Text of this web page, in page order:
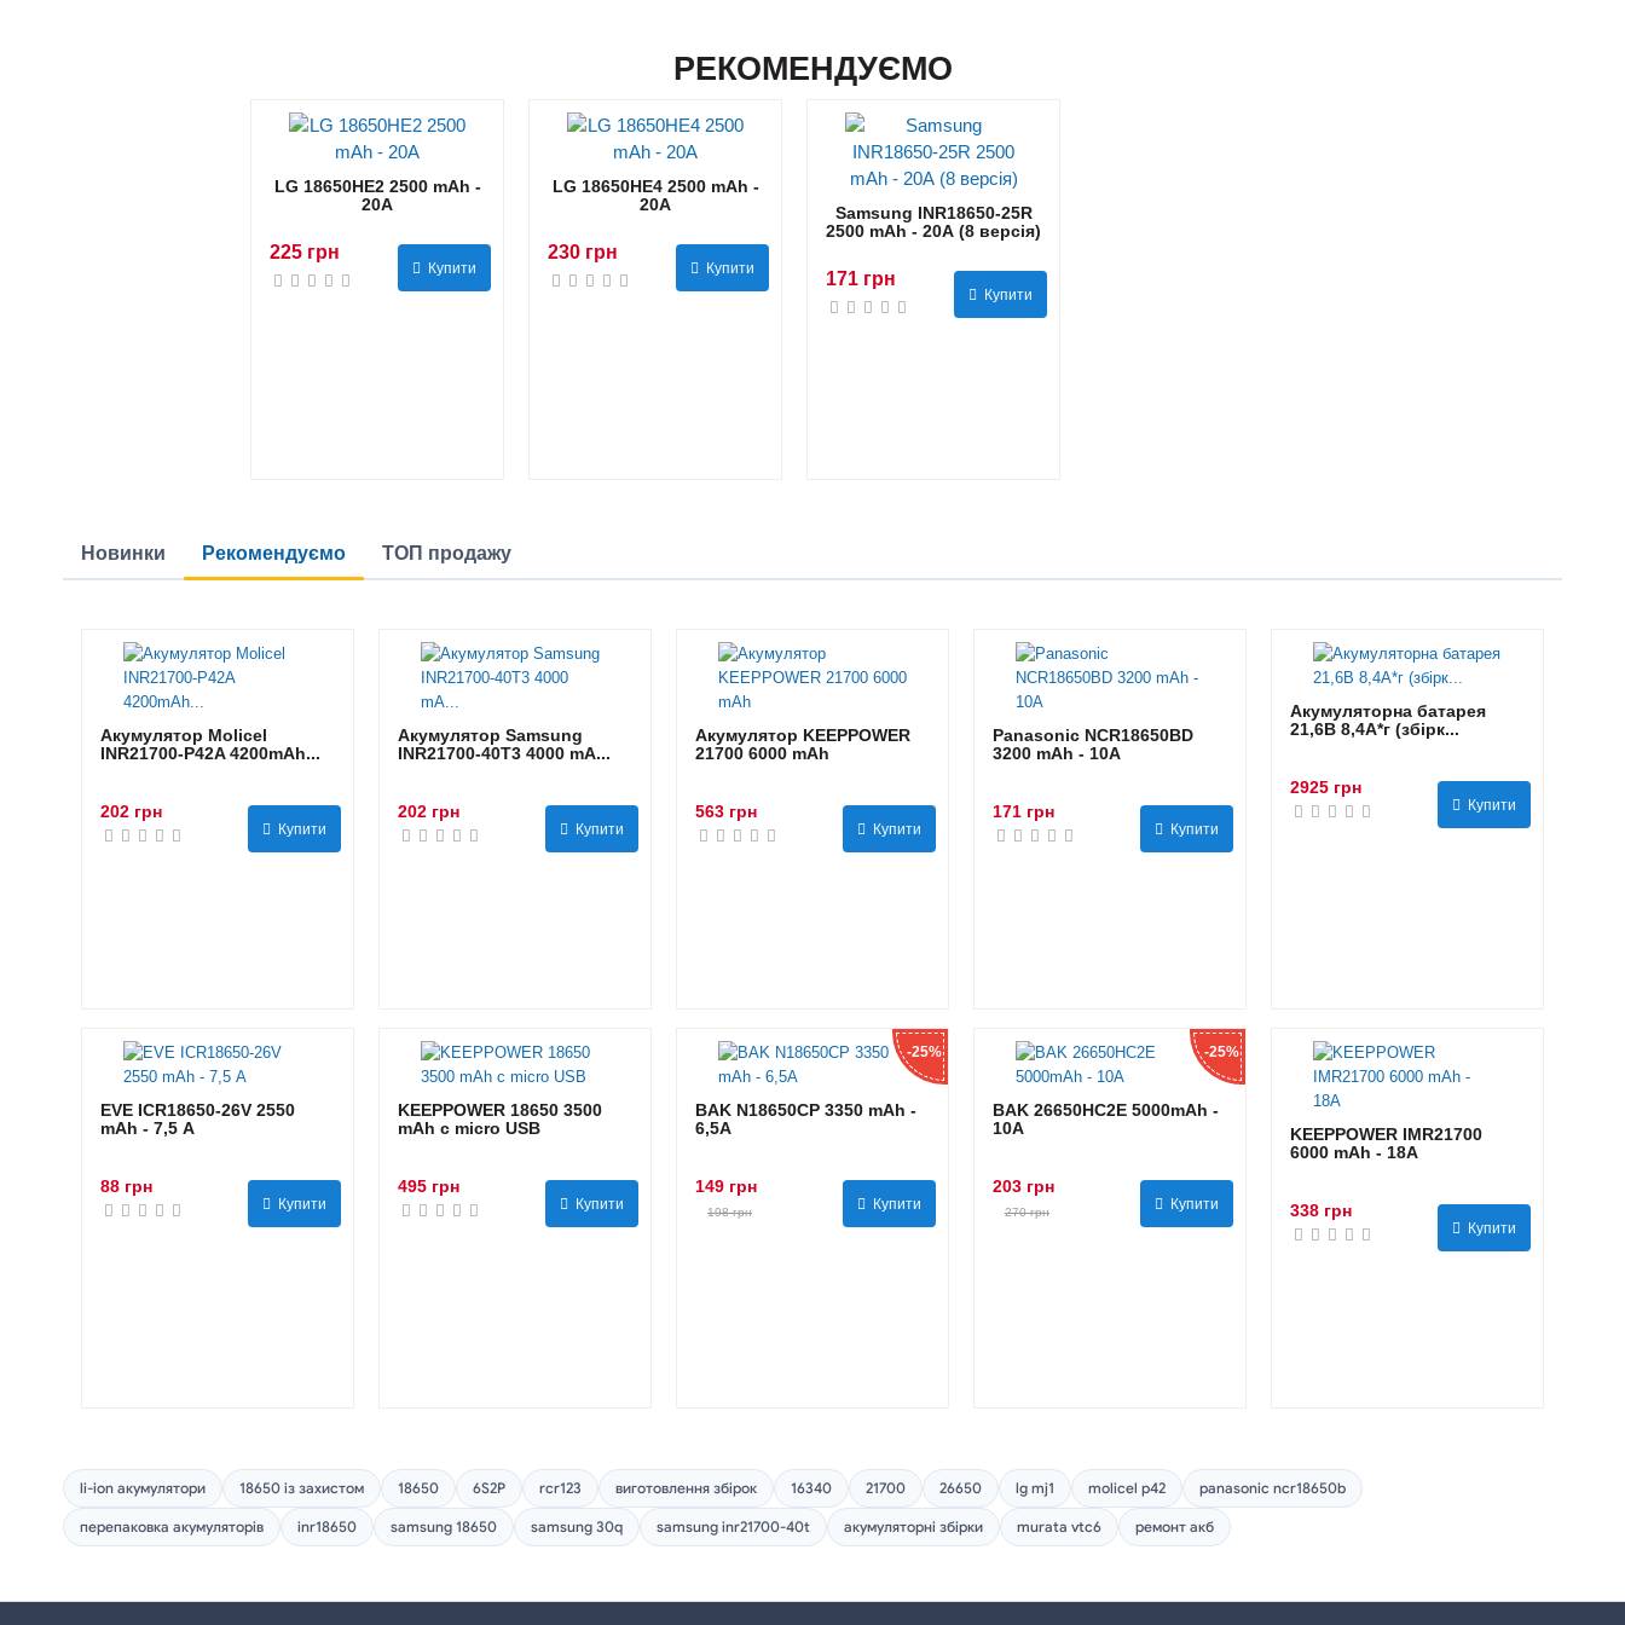
РЕКОМЕНДУЄМО
LG 18650HE2 2500 mAh -
20А
225 грн
Купити
LG 18650HE4 2500 mAh -
20А
230 грн
Купити
Samsung INR18650-25R
2500 mAh - 20А (8 версія)
171 грн
Купити
Новинки Рекомендуємо ТОП продажу
Акумулятор Molicel
INR21700-P42A 4200mAh...
202 грн
Купити
Акумулятор Samsung
INR21700-40T3 4000 mA...
202 грн
Купити
Акумулятор KEEPPOWER
21700 6000 mAh
563 грн
Купити
Panasonic NCR18650BD
3200 mAh - 10А
171 грн
Купити
Акумуляторна батарея
21,6В 8,4A*г (збірк...
2925 грн
Купити
EVE ICR18650-26V 2550
mAh - 7,5 А
88 грн
Купити
KEEPPOWER 18650 3500
mAh с micro USB
495 грн
Купити
-25%
BAK N18650CP 3350 mAh -
6,5А
149 грн
198 грн Купити
-25%
BAK 26650HC2E 5000mAh -
10А
203 грн
270 грн Купити
KEEPPOWER IMR21700
6000 mAh - 18А
338 грн
Купити
li-ion акумулятори 18650 із захистом 18650 6S2P rcr123 виготовлення збірок 16340 21700 26650 lg mj1 molicel p42 panasonic ncr18650b
перепаковка акумуляторів inr18650 samsung 18650 samsung 30q samsung inr21700-40t акумуляторні збірки murata vtc6 ремонт акб